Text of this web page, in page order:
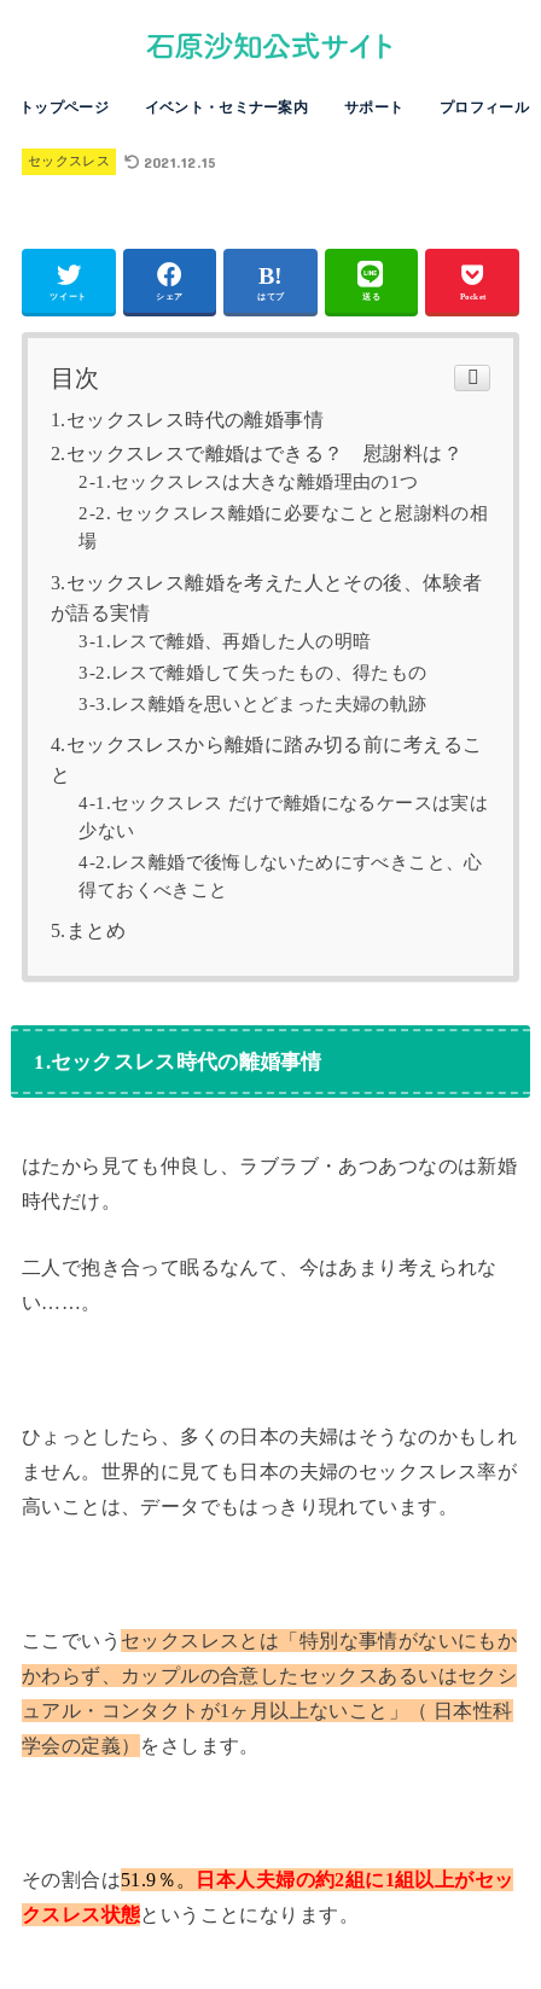
トップページ イベント・セミナー案内 サポート プロフィール
セックスレス 2021.12.15
ツイート シェア はてブ 送る Pocket
目次
1.セックスレス時代の離婚事情
2.セックスレスで離婚はできる？ 慰謝料は？
2‐1.セックスレスは大きな離婚理由の1つ
2-2. セックスレス離婚に必要なことと慰謝料の相
場
3.セックスレス離婚を考えた人とその後、体験者
が語る実情
3‐1.レスで離婚、再婚した人の明暗
3-2.レスで離婚して失ったもの、得たもの
3-3.レス離婚を思いとどまった夫婦の軌跡
4.セックスレスから離婚に踏み切る前に考えるこ
と
4-1.セックスレス だけで離婚になるケースは実は
少ない
4-2.レス離婚で後悔しないためにすべきこと、心
得ておくべきこと
5.まとめ
1.セックスレス時代の離婚事情
はたから見ても仲良し、ラブラブ・あつあつなのは新婚
時代だけ。
二人で抱き合って眠るなんて、今はあまり考えられな
い……。
ひょっとしたら、多くの日本の夫婦はそうなのかもしれ
ません。世界的に見ても日本の夫婦のセックスレス率が
高いことは、データでもはっきり現れています。
ここでいう セックスレスとは「特別な事情がないにもか
かわらず、カップルの合意したセックスあるいはセクシ
ュアル・コンタクトが1ヶ月以上ないこと」（ 日本性科
学会の定義） をさします。
その割合は51.9％。
日本人夫婦の約2組に1組以上がセッ
クスレス状態ということになります。